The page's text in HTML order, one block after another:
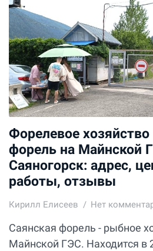
Форелевое
форель на Майнской
Саяногорск: адрес,
работы, отзывы
Кирилл Елисеев Нет
Саянская форель - рыбное
Майнской ГЭС. Находится в